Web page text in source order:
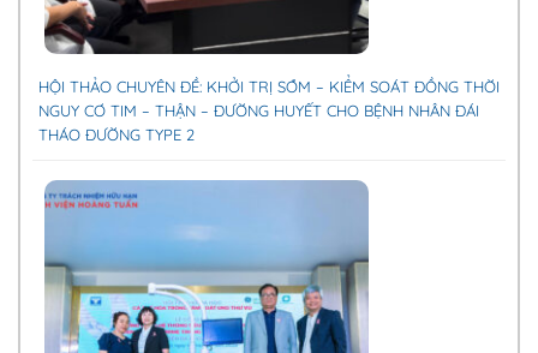
HỘI THẢO CHUYÊN ĐỀ: KHỞI TRỊ SỚM – KIỂM SOÁT ĐỒNG THỜI
NGUY CƠ TIM – THẬN – ĐƯỜNG HUYẾT CHO BỆNH NHÂN ĐÁI
THÁO ĐƯỜNG TYPE 2